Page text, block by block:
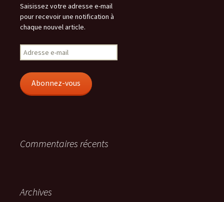
Saisissez votre adresse e-mail
pour recevoir une notification à
chaque nouvel article.
Adresse
e-
Abonnez-vous
Commentaires récents
Archives